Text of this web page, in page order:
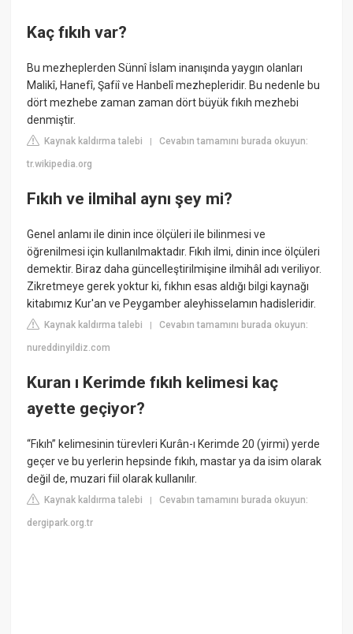
Kaç fıkıh var?
Bu mezheplerden Sünnî İslam inanışında yaygın olanları
Malikî, Hanefî, Şafiî ve Hanbelî mezhepleridir. Bu nedenle bu
dört mezhebe zaman zaman dört büyük fıkıh mezhebi
denmiştir.
Kaynak kaldırma talebi |Cevabın tamamını burada okuyun:
tr.wikipedia.org
Fıkıh ve ilmihal aynı şey mi?
Genel anlamı ile dinin ince ölçüleri ile bilinmesi ve
öğrenilmesi için kullanılmaktadır. Fıkıh ilmi, dinin ince ölçüleri
demektir. Biraz daha güncelleştirilmişine ilmihâl adı veriliyor.
Zikretmeye gerek yoktur ki, fıkhın esas aldığı bilgi kaynağı
kitabımız Kur'an ve Peygamber aleyhisselamın hadisleridir.
Kaynak kaldırma talebi |Cevabın tamamını burada okuyun:
nureddinyildiz.com
Kuran ı Kerimde fıkıh kelimesi kaç
ayette geçiyor?
“Fıkıh” kelimesinin türevleri Kurân-ı Kerimde 20 (yirmi) yerde
geçer ve bu yerlerin hepsinde fıkıh, mastar ya da isim olarak
değil de, muzari fiil olarak kullanılır.
Kaynak kaldırma talebi |Cevabın tamamını burada okuyun:
dergipark.org.tr